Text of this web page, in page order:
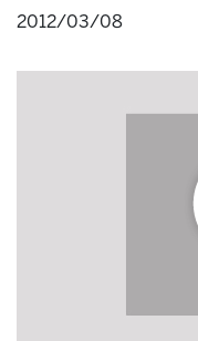
2012/03/08